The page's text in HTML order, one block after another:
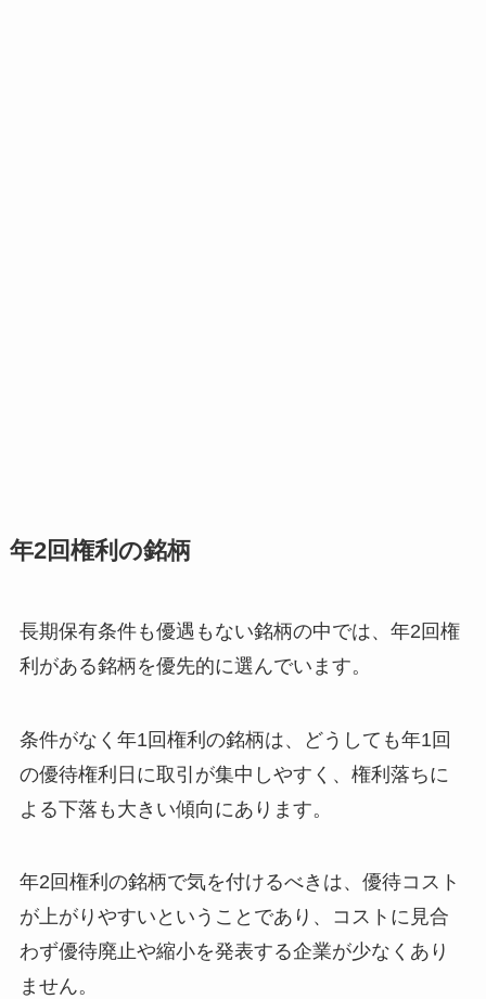
年2回権利の銘柄
長期保有条件も優遇もない銘柄の中では、年2回権
利がある銘柄を優先的に選んでいます。
条件がなく年1回権利の銘柄は、どうしても年1回
の優待権利日に取引が集中しやすく、権利落ちに
よる下落も大きい傾向にあります。
年2回権利の銘柄で気を付けるべきは、優待コスト
が上がりやすいということであり、コストに見合
わず優待廃止や縮小を発表する企業が少なくあり
ません。